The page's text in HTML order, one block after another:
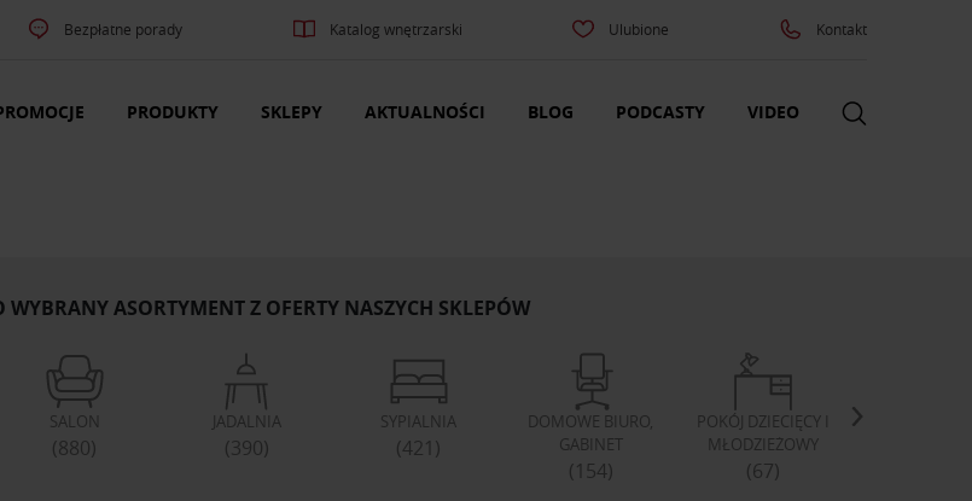
Bezpłatne porady Katalog wnętrzarski Ulubione Kontakt
PRODUKTY SKLEPY AKTUALNOŚCI BLOG PODCASTY VIDEO
WYBRANY ASORTYMENT Z OFERTY NASZYCH SKLEPÓW
SALON
(880)
JADALNIA
(390)
SYPIALNIA
(421)
DOMOWE BIURO,
GABINET
(154)
POKÓJ DZIECIĘCY I
MŁODZIEŻOWY
(67)